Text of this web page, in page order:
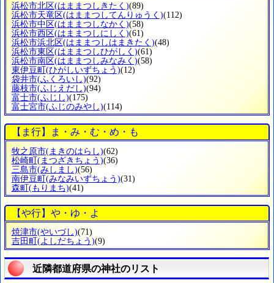
浜松市北区(はままつしきたく)(89)
浜松市天竜区(はままつしてんりゅうく)(112)
浜松市中区(はままつしなかく)(58)
浜松市西区(はままつしにしく)(61)
浜松市浜北区(はままつしはまきたく)(48)
浜松市東区(はままつしひがしく)(61)
浜松市南区(はままつしみなみく)(58)
東伊豆町(ひがしいずちょう)(12)
袋井市(ふくろいし)(92)
藤枝市(ふじえだし)(94)
富士市(ふじし)(175)
富士宮市(ふじのみやし)(114)
【ま行】ま・み・む・め・も
牧之原市(まきのはらし)(62)
松崎町(まつざきちょう)(36)
三島市(みしまし)(56)
南伊豆町(みなみいずちょう)(31)
森町(もりまち)(41)
【や行】や・ゆ・よ
焼津市(やいづし)(71)
吉田町 (よしだちょう)(9)
近隣都道府県の神社のリスト